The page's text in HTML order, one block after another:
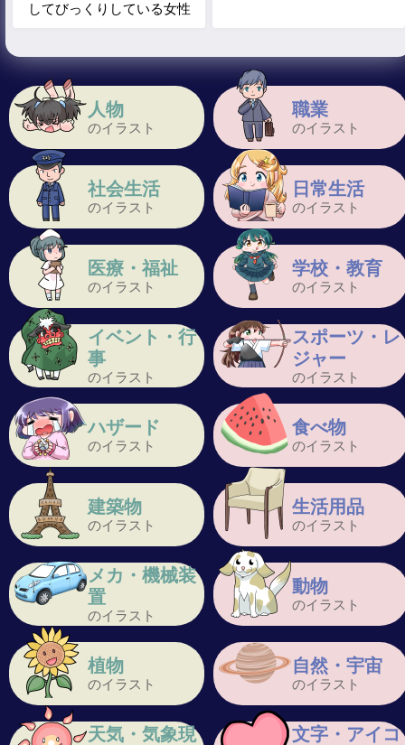
人物
のイラスト
職業
のイラスト
社会生活
のイラスト
日常生活
のイラスト
医療・福祉
のイラスト
学校・教育
のイラスト
イベント・行
事
のイラスト
スポーツ・レ
ジャー
のイラスト
ハザード
のイラスト
食べ物
のイラスト
建築物
のイラスト
生活用品
のイラスト
メカ・機械装
置
のイラスト
動物
のイラスト
植物
のイラスト
自然・宇宙
のイラスト
天気・気象現
文字・アイコ
してびっくりしている女性